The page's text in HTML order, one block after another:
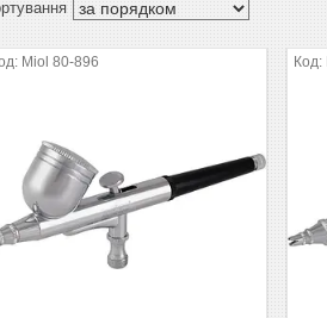
Miol 80-896